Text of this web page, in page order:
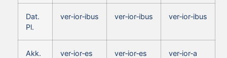
Dat.
Pl.
ver‑ior‑ibus ver‑ior‑ibus ver‑ior‑ibus
Akk.
ver‑ior‑es ver‑ior‑es ver‑ior‑a